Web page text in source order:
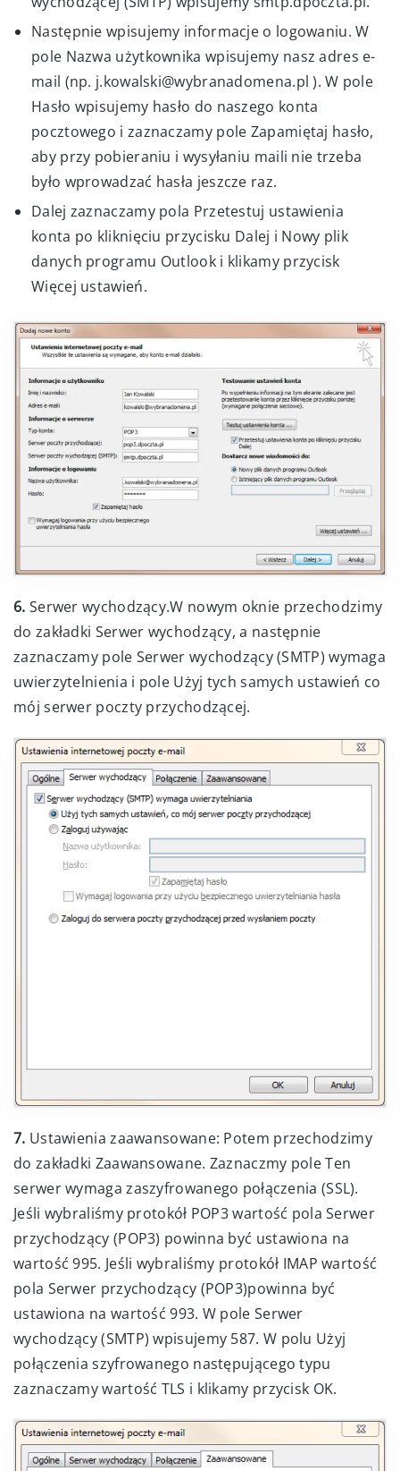
Następnie wpisujemy informacje o logowaniu. W
pole Nazwa użytkownika wpisujemy nasz adres e-
mail (np. j.kowalski@wybranadomena.pl ). W pole
Hasło wpisujemy hasło do naszego konta
pocztowego i zaznaczamy pole Zapamiętaj hasło,
aby przy pobieraniu i wysyłaniu maili nie trzeba
było wprowadzać hasła jeszcze raz.
Dalej zaznaczamy pola Przetestuj ustawienia
konta po kliknięciu przycisku Dalej i Nowy plik
danych programu Outlook i klikamy przycisk
Więcej ustawień.
6. Serwer wychodzący.W nowym oknie przechodzimy
do zakładki Serwer wychodzący, a następnie
zaznaczamy pole Serwer wychodzący (SMTP) wymaga
uwierzytelnienia i pole Użyj tych samych ustawień co
mój serwer poczty przychodzącej.
7. Ustawienia zaawansowane: Potem przechodzimy
do zakładki Zaawansowane. Zaznaczmy pole Ten
serwer wymaga zaszyfrowanego połączenia (SSL).
Jeśli wybraliśmy protokół POP3 wartość pola Serwer
przychodzący (POP3) powinna być ustawiona na
wartość 995. Jeśli wybraliśmy protokół IMAP wartość
pola Serwer przychodzący (POP3)powinna być
ustawiona na wartość 993. W pole Serwer
wychodzący (SMTP) wpisujemy 587. W polu Użyj
połączenia szyfrowanego następującego typu
zaznaczamy wartość TLS i klikamy przycisk OK.